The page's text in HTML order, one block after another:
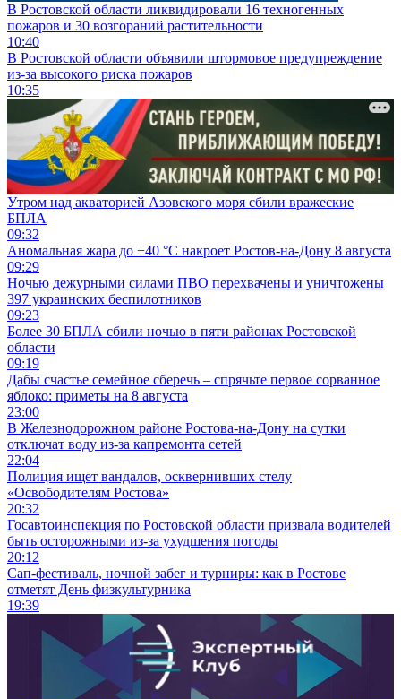
В Ростовской области ликвидировали 16 техногенных
пожаров и 30 возгораний растительности
10:40
В Ростовской области объявили штормовое предупреждение
из-за высокого риска пожаров
10:35
Утром над акваторией Азовского моря сбили вражеские
БПЛА
09:32
Аномальная жара до +40 °C накроет Ростов-на-Дону 8 августа
09:29
Ночью дежурными силами ПВО перехвачены и уничтожены
397 украинских беспилотников
09:23
Более 30 БПЛА сбили ночью в пяти районах Ростовской
области
09:19
Дабы счастье семейное сберечь – спрячьте первое сорванное
яблоко: приметы на 8 августа
23:00
В Железнодорожном районе Ростова-на-Дону на сутки
отключат воду из-за капремонта сетей
22:04
Полиция ищет вандалов, осквернивших стелу
«Освободителям Ростова»
20:32
Госавтоинспекция по Ростовской области призвала водителей
быть осторожными из-за ухудшения погоды
20:12
Сап-фестиваль, ночной забег и турниры: как в Ростове
отметят День физкультурника
19:39